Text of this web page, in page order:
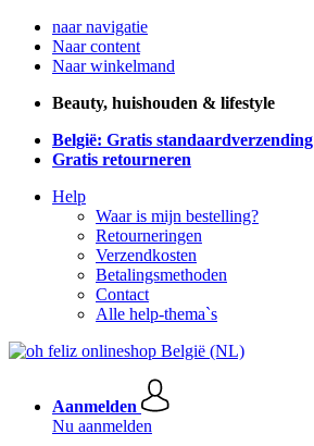
naar navigatie
Naar content
Naar winkelmand
Beauty, huishouden & lifestyle
België: Gratis standaardverzending
Gratis retourneren
Help
Waar is mijn bestelling?
Retourneringen
Verzendkosten
Betalingsmethoden
Contact
Alle help-thema`s
Aanmelden
Nu aanmelden